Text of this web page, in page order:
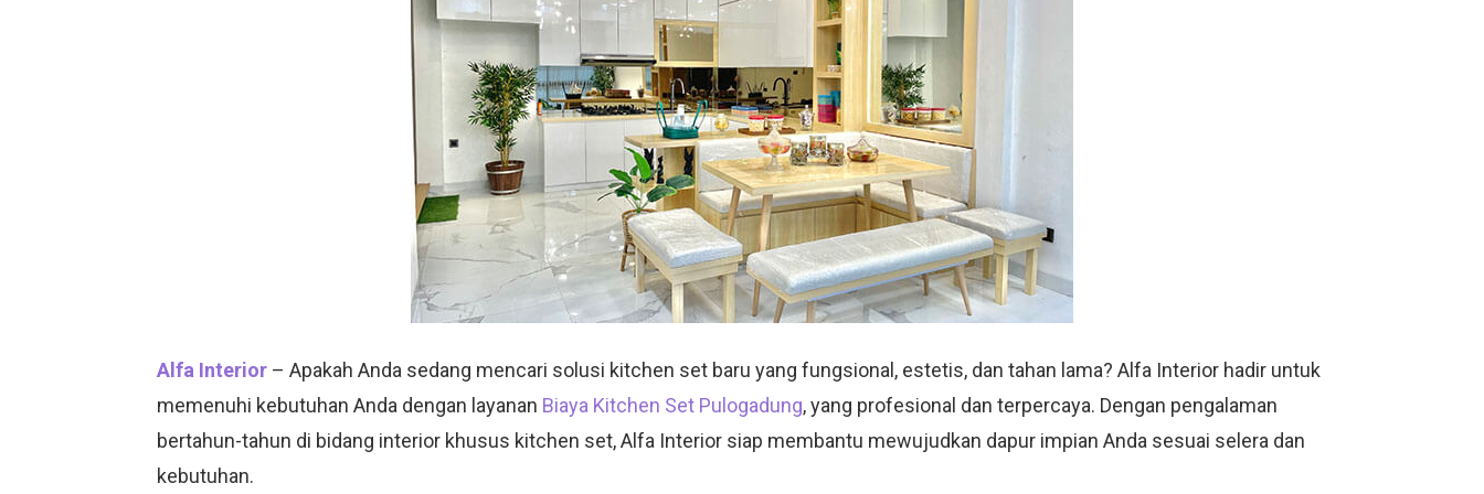
Alfa Interior – Apakah Anda sedang mencari solusi kitchen set baru yang fungsional, estetis, dan tahan lama? Alfa Interior hadir untuk
memenuhi kebutuhan Anda dengan layanan Biaya Kitchen Set Pulogadung, yang profesional dan terpercaya. Dengan pengalaman
bertahun-tahun di bidang interior khusus kitchen set, Alfa Interior siap membantu mewujudkan dapur impian Anda sesuai selera dan
kebutuhan.